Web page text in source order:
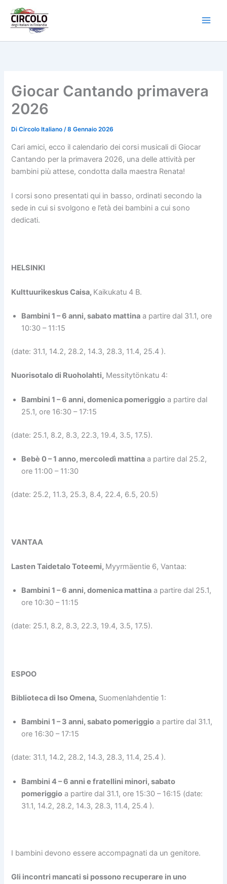
contenuto
Giocar Cantando primavera
2026
DiCircolo Italiano /8 Gennaio 2026
Cari amici, ecco il calendario dei corsi musicali di Giocar
Cantando per la primavera 2026, una delle attività per
bambini più attese, condotta dalla maestra Renata!
I corsi sono presentati qui in basso, ordinati secondo la
sede in cui si svolgono e l’età dei bambini a cui sono
dedicati.
HELSINKI
Kulttuurikeskus Caisa, Kaikukatu 4 B.
Bambini 1 – 6 anni, sabato mattina a partire dal 31.1, ore
10:30 – 11:15
(date: 31.1, 14.2, 28.2, 14.3, 28.3, 11.4, 25.4 ).
Nuorisotalo di Ruoholahti, Messitytönkatu 4:
Bambini 1 – 6 anni, domenica pomeriggio a partire dal
25.1, ore 16:30 – 17:15
(date: 25.1, 8.2, 8.3, 22.3, 19.4, 3.5, 17.5).
Bebè 0 – 1 anno, mercoledì mattina a partire dal 25.2,
ore 11:00 – 11:30
(date: 25.2, 11.3, 25.3, 8.4, 22.4, 6.5, 20.5)
VANTAA
Lasten Taidetalo Toteemi, Myyrmäentie 6, Vantaa:
Bambini 1 – 6 anni, domenica mattina a partire dal 25.1,
ore 10:30 – 11:15
(date: 25.1, 8.2, 8.3, 22.3, 19.4, 3.5, 17.5).
ESPOO
Biblioteca di Iso Omena, Suomenlahdentie 1:
Bambini 1 – 3 anni, sabato pomeriggio a partire dal 31.1,
ore 16:30 – 17:15
(date: 31.1, 14.2, 28.2, 14.3, 28.3, 11.4, 25.4 ).
Bambini 4 – 6 anni e fratellini minori, sabato
pomeriggio a partire dal 31.1, ore 15:30 – 16:15 (date:
31.1, 14.2, 28.2, 14.3, 28.3, 11.4, 25.4 ).
I bambini devono essere accompagnati da un genitore.
Gli incontri mancati si possono recuperare in uno